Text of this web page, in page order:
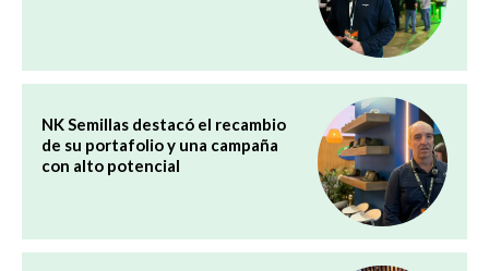
NK Semillas destacó el recambio
de su portafolio y una campaña
con alto potencial